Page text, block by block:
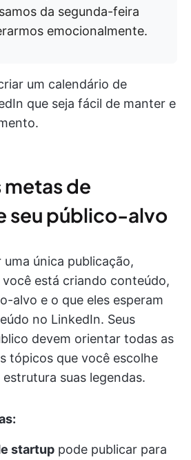
da segunda-feira
emocionalmente.
um calendário de
que seja fácil de manter e
metas de
seu público-alvo
única publicação,
está criando conteúdo,
alvo e o que eles esperam
no LinkedIn. Seus
devem orientar todas as
tópicos que você escolhe
suas legendas.
startup pode publicar para